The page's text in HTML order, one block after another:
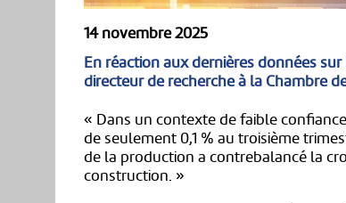
14 novembre 2025
En réaction aux dernières données
directeur de recherche à la Chambre
« Dans un contexte de faible
de seulement 0,1 % au troisième
de la production a contrebalancé la
construction. »